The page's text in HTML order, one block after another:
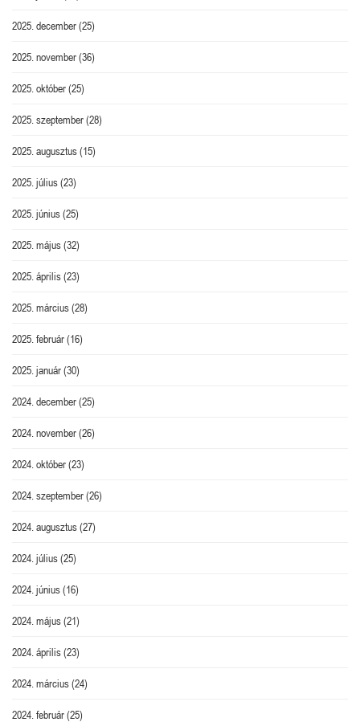
2025. december(25)
2025. november(36)
2025. október(25)
2025. szeptember(28)
2025. augusztus(15)
2025. július(23)
2025. június(25)
2025. május(32)
2025. április(23)
2025. március(28)
2025. február(16)
2025. január(30)
2024. december(25)
2024. november(26)
2024. október(23)
2024. szeptember(26)
2024. augusztus(27)
2024. július(25)
2024. június(16)
2024. május(21)
2024. április(23)
2024. március(24)
2024. február(25)